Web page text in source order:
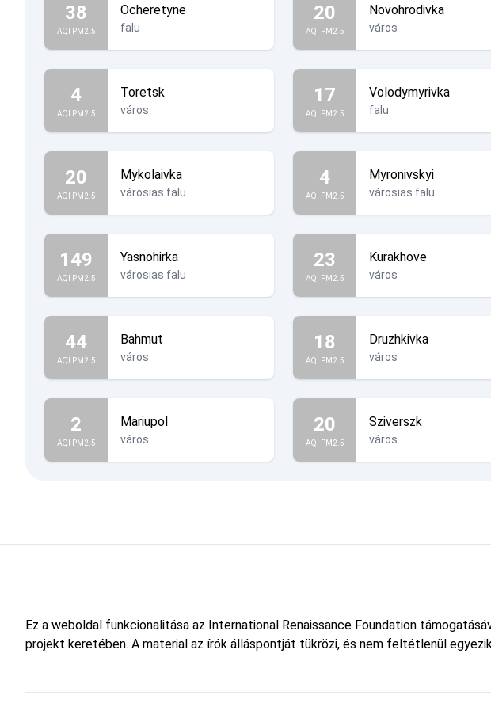
38
AQI PM2.5
Ocheretyne
falu
20
AQI PM2.5
Novohrodivka
város
4
AQI PM2.5
Toretsk
város
17
AQI PM2.5
Volodymyrivka
falu
20
AQI PM2.5
Mykolaivka
városias falu
4
AQI PM2.5
Myronivskyi
városias falu
149
AQI PM2.5
Yasnohirka
városias falu
23
AQI PM2.5
Kurakhove
város
44
AQI PM2.5
Bahmut
város
18
AQI PM2.5
Druzhkivka
város
2
AQI PM2.5
Mariupol
város
20
AQI PM2.5
Sziverszk
város
Ez a weboldal funkcionalitása az International Renaissance Foundation
projekt keretében. A material az írók álláspontját tükrözi, és nem feltétlenül